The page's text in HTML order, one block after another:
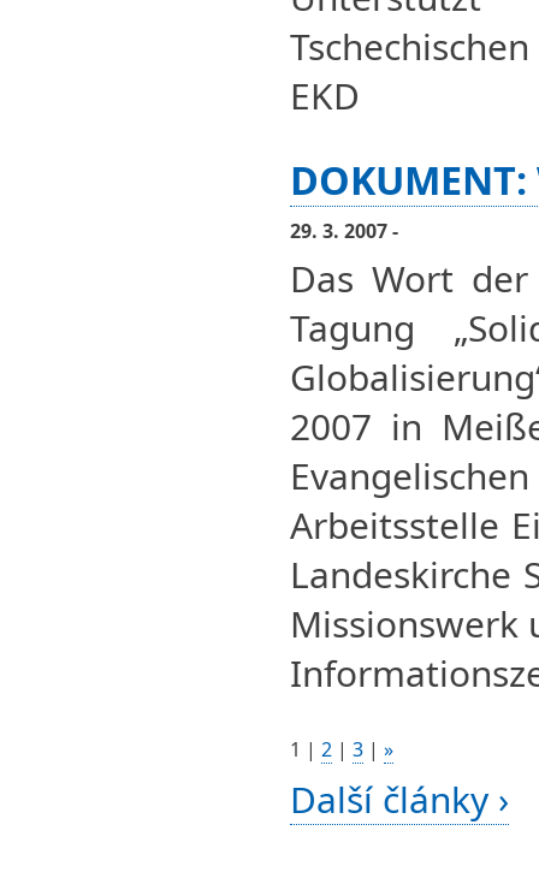
EKD
29. 3. 2007 -
Das Wort
Tagung
2007 in
Arbeitsstelle
Landeskirche
Missionswerk
1 | 2 | 3 | »
Další články ›